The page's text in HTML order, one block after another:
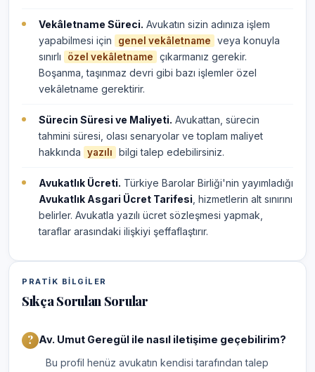
Vekâletname Süreci. Avukatın sizin adınıza işlem
yapabilmesi için
genel vekâletname
veya konuyla
sınırlı
özel vekâletname
çıkarmanız gerekir.
Boşanma, taşınmaz devri gibi bazı işlemler özel
vekâletname gerektirir.
Sürecin Süresi ve Maliyeti. Avukattan, sürecin
tahmini süresi, olası senaryolar ve toplam maliyet
hakkında
yazılı bilgi talep edebilirsiniz.
Avukatlık Ücreti. Türkiye Barolar Birliği'nin yayımladığı
Avukatlık Asgari Ücret Tarifesi , hizmetlerin alt sınırını
belirler. Avukatla yazılı ücret sözleşmesi yapmak,
taraflar arasındaki ilişkiyi şeffaflaştırır.
PRATIK BILGILER
Sıkça Sorulan Sorular
Av. Umut Geregül ile nasıl iletişime geçebilirim?
Bu profil henüz avukatın kendisi tarafından talep